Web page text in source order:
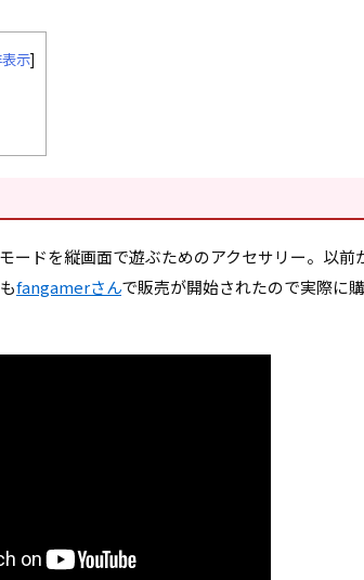
示]
ドを縦画面で遊ぶためのアクセサリー。以前
fangamerさんで販売が開始されたので実際に